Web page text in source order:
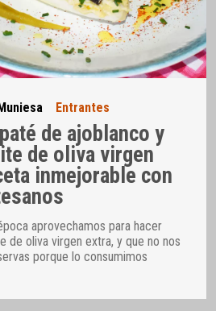
Entrantes
de ajoblanco y
de oliva virgen
inmejorable con
aprovechamos para hacer
de oliva virgen extra, y que no nos
porque lo consumimos